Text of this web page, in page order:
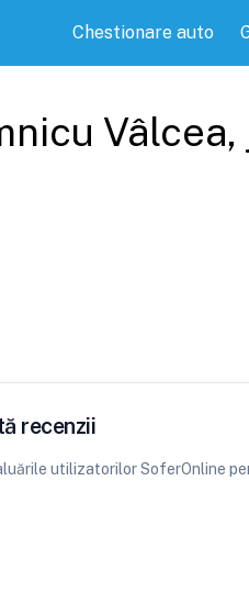
Chestionare auto
Vâlcea
recenzii
utilizatorilor SoferOnline